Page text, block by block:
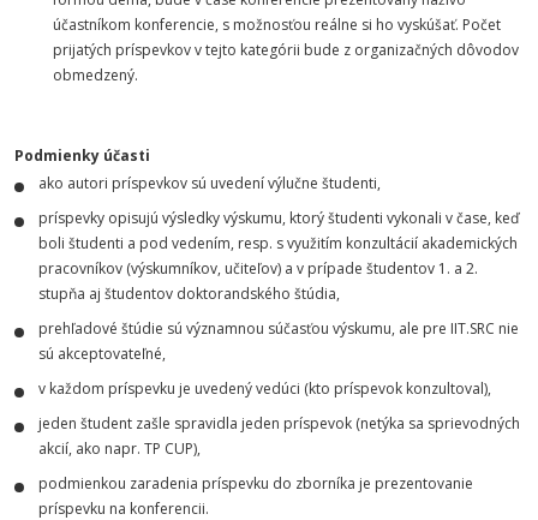
účastníkom konferencie, s možnosťou reálne si ho vyskúšať. Počet
prijatých príspevkov v tejto kategórii bude z organizačných dôvodov
obmedzený.
Podmienky účasti
ako autori príspevkov sú uvedení výlučne študenti,
príspevky opisujú výsledky výskumu, ktorý študenti vykonali v čase, keď
boli študenti a pod vedením, resp. s využitím konzultácií akademických
pracovníkov (výskumníkov, učiteľov) a v prípade študentov 1. a 2.
stupňa aj študentov doktorandského štúdia,
prehľadové štúdie sú významnou súčasťou výskumu, ale pre IIT.SRC nie
sú akceptovateľné,
v každom príspevku je uvedený vedúci (kto príspevok konzultoval),
jeden študent zašle spravidla jeden príspevok (netýka sa sprievodných
akcií, ako napr. TP CUP),
podmienkou zaradenia príspevku do zborníka je prezentovanie
príspevku na konferencii.